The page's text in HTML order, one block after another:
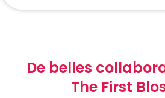
De belles
The First